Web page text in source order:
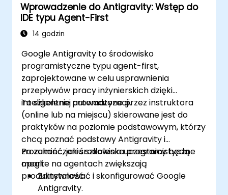
Wprowadzenie do Antigravity: Wstęp do
IDE typu Agent-First
14 godzin
Google Antigravity to środowisko
programistyczne typu agent-first,
zaprojektowane w celu usprawnienia
przepływów pracy inżynierskich dzięki
inteligentnej automatyzacji.
To szkolenie prowadzone przez instruktora
(online lub na miejscu) skierowane jest do
praktyków na poziomie podstawowym, którzy
chcą poznać podstawy Antigravity i
zrozumieć, jak środowiska programistyczne
oparte na agentach zwiększają
produktywność.
Po zakończeniu szkolenia uczestnicy będą
mogli:
Zainstalować i skonfigurować Google
Antigravity.